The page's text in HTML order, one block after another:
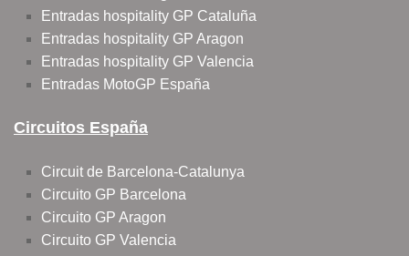
Entradas hospitality GP Cataluña
Entradas hospitality GP Aragon
Entradas hospitality GP Valencia
Entradas MotoGP España
Circuitos España
Circuit de Barcelona-Catalunya
Circuito GP Barcelona
Circuito GP Aragon
Circuito GP Valencia